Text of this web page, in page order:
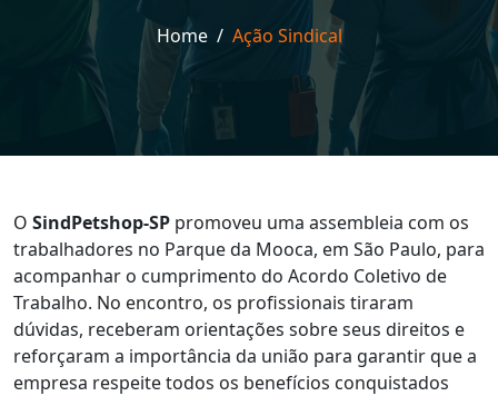
Home Ação Sindical
O SindPetshop-SP promoveu uma assembleia com os
trabalhadores no Parque da Mooca, em São Paulo, para
acompanhar o cumprimento do Acordo Coletivo de
Trabalho. No encontro, os profissionais tiraram
dúvidas, receberam orientações sobre seus direitos e
reforçaram a importância da união para garantir que a
empresa respeite todos os benefícios conquistados